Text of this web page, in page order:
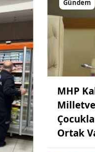
Gündem
MHP
Ortak